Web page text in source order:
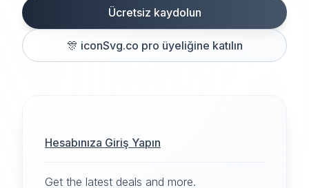
Ücretsiz kaydolun
🎊 iconSvg.co pro üyeliğine katılın
Hesabınıza Giriş Yapın
Get the latest deals and more.